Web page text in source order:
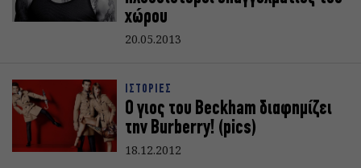
χώρου
20.05.2013
ΙΣΤΟΡΙΕΣ
Ο γιος του Beckham διαφημίζει
την Burberry! (pics)
18.12.2012